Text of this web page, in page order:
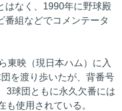
はなく、1990年に野球殿
番組などでコメンテータ
東映（現日本ハム）に入
を渡り歩いたが、背番号
3球団ともに永久欠番には
も使用されている。